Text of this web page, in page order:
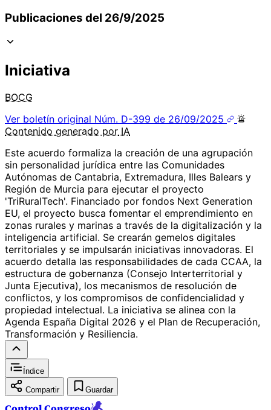
Publicaciones del 26/9/2025
Iniciativa
BOCG
Ver boletín original Núm. D-399 de 26/09/2025
Contenido generado por IA
Este acuerdo formaliza la creación de una agrupación
sin personalidad jurídica entre las Comunidades
Autónomas de Cantabria, Extremadura, Illes Balears y
Región de Murcia para ejecutar el proyecto
'TriRuralTech'. Financiado por fondos Next Generation
EU, el proyecto busca fomentar el emprendimiento en
zonas rurales y marinas a través de la digitalización y la
inteligencia artificial. Se crearán gemelos digitales
territoriales y se impulsarán iniciativas innovadoras. El
acuerdo detalla las responsabilidades de cada CCAA, la
estructura de gobernanza (Consejo Interterritorial y
Junta Ejecutiva), los mecanismos de resolución de
conflictos, y los compromisos de confidencialidad y
propiedad intelectual. La iniciativa se alinea con la
Agenda España Digital 2026 y el Plan de Recuperación,
Transformación y Resiliencia.
Índice
Compartir Guardar